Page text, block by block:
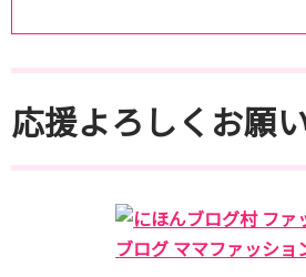
応援よろしくお願